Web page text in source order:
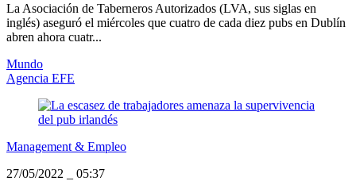
La Asociación de Taberneros Autorizados (LVA, sus siglas en
inglés) aseguró el miércoles que cuatro de cada diez pubs en Dublín
abren ahora cuatr...
Mundo
Agencia EFE
Management & Empleo
27/05/2022
05:37